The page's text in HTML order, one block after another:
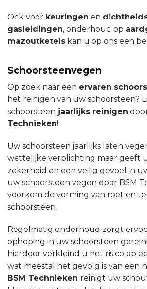
Ook voor keuringen en
gasleidingen, onderhoud op
mazoutketels kan u op ons een
Schoorsteenvegen
Op zoek naar een ervaren
het reinigen van uw schoorsteen?
schoorsteen jaarlijks reinigen
Technieken!
Uw schoorsteen jaarlijks laten
wettelijke verplichting maar geeft
zekerheid en een veilig gevoel in
uw schoorsteen vegen door BSM
voorkom de vorming van roet en
schoorsteen.
Regelmatig onderhoud zorgt
ophoping in uw schoorsteen
hierdoor verkleind u het risico op
wat meestal het gevolg is van een
BSM Technieken reinigt uw